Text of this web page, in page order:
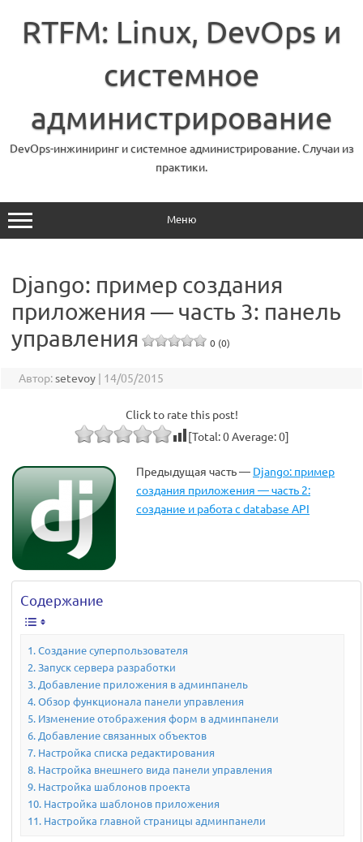
содержимому
RTFM: Linux, DevOps и
системное
администрирование
DevOps-инжиниринг и системное администрирование. Случаи из
практики.
Меню
Django: пример создания
приложения — часть 3: панель
управления
0 (0)
Автор:setevoy | 14/05/2015
Click to rate this post!
[Total:0Average:0]
Предыдущая часть — Django: пример
создания приложения — часть 2:
создание и работа с database API
Содержание
Создание суперпользователя
Запуск сервера разработки
Добавление приложения в админпанель
Обзор функционала панели управления
Изменение отображения форм в админпанели
Добавление связанных объектов
Настройка списка редактирования
Настройка внешнего вида панели управления
Настройка шаблонов проекта
Настройка шаблонов приложения
Настройка главной страницы админпанели